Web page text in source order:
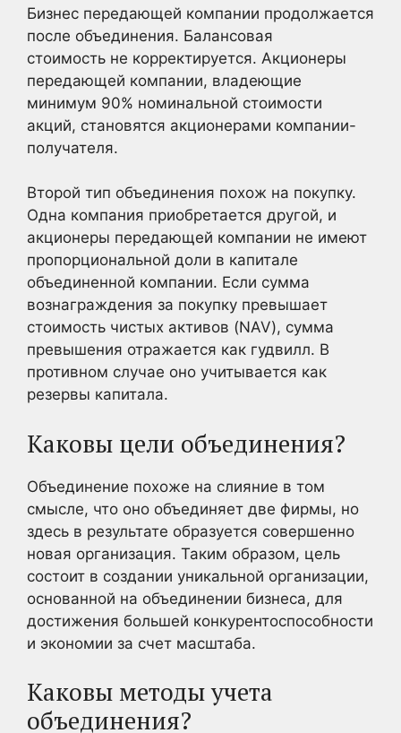
Бизнес передающей компании продолжается
после объединения. Балансовая
стоимость не корректируется. Акционеры
передающей компании, владеющие
минимум 90% номинальной стоимости
акций, становятся акционерами компании-
получателя.
Второй тип объединения похож на покупку.
Одна компания приобретается другой, и
акционеры передающей компании не имеют
пропорциональной доли в капитале
объединенной компании. Если сумма
вознаграждения за покупку превышает
стоимость чистых активов (NAV), сумма
превышения отражается как гудвилл. В
противном случае оно учитывается как
резервы капитала.
Каковы цели объединения?
Объединение похоже на слияние в том
смысле, что оно объединяет две фирмы, но
здесь в результате образуется совершенно
новая организация. Таким образом, цель
состоит в создании уникальной организации,
основанной на объединении бизнеса, для
достижения большей конкурентоспособности
и экономии за счет масштаба.
Каковы методы учета
объединения?